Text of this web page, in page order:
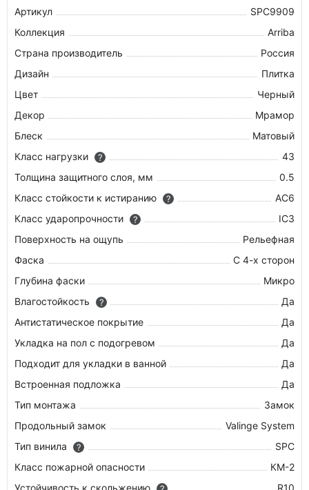
Артикул
SPC9909
Коллекция
Arriba
Страна производитель
Россия
Дизайн
Плитка
Цвет
Черный
Декор
Мрамор
Блеск
Матовый
Класс нагрузки
?
43
Толщина защитного слоя, мм
0.5
Класс стойкости к истиранию
?
AC6
Класс ударопрочности
?
IC3
Поверхность на ощупь
Рельефная
Фаска
С 4-х сторон
Глубина фаски
Микро
Влагостойкость
?
Да
Антистатическое покрытие
Да
Укладка на пол c подогревом
Да
Подходит для укладки в ванной
Да
Встроенная подложка
Да
Тип монтажа
Замок
Продольный замок
Valinge System
Тип винила
?
SPC
Класс пожарной опасности
КМ-2
Устойчивость к скольжению
R10